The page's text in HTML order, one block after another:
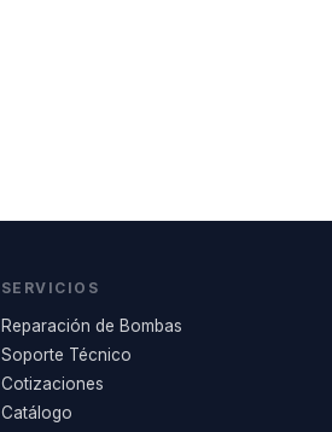
SERVICIOS
Reparación de Bombas
Soporte Técnico
Cotizaciones
Catálogo